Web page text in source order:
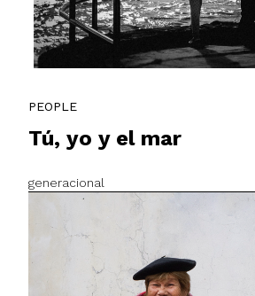
PEOPLE
Tú, yo y el mar
generacional